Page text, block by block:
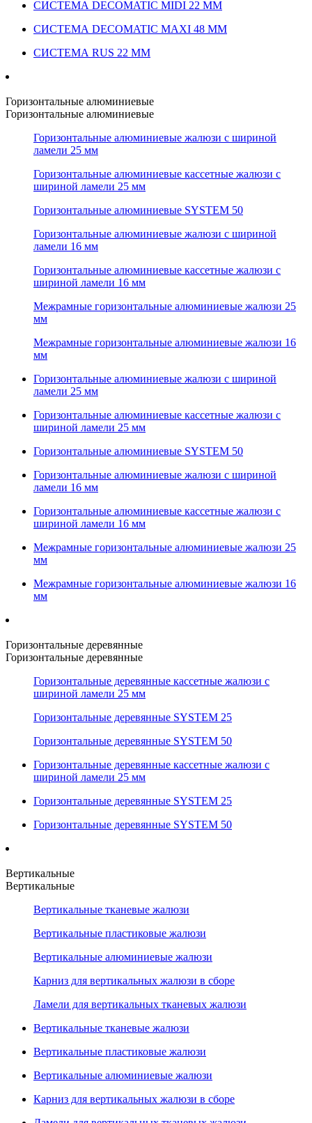
СИСТЕМА DECOMATIC MIDI 22 ММ
СИСТЕМА DECOMATIC MAXI 48 ММ
СИСТЕМА RUS 22 ММ
Горизонтальные алюминиевые
Горизонтальные алюминиевые
Горизонтальные алюминиевые жалюзи с шириной
ламели 25 мм
Горизонтальные алюминиевые кассетные жалюзи с
шириной ламели 25 мм
Горизонтальные алюминиевые SYSTEM 50
Горизонтальные алюминиевые жалюзи с шириной
ламели 16 мм
Горизонтальные алюминиевые кассетные жалюзи с
шириной ламели 16 мм
Межрамные горизонтальные алюминиевые жалюзи 25
мм
Межрамные горизонтальные алюминиевые жалюзи 16
мм
Горизонтальные алюминиевые жалюзи с шириной
ламели 25 мм
Горизонтальные алюминиевые кассетные жалюзи с
шириной ламели 25 мм
Горизонтальные алюминиевые SYSTEM 50
Горизонтальные алюминиевые жалюзи с шириной
ламели 16 мм
Горизонтальные алюминиевые кассетные жалюзи с
шириной ламели 16 мм
Межрамные горизонтальные алюминиевые жалюзи 25
мм
Межрамные горизонтальные алюминиевые жалюзи 16
мм
Горизонтальные деревянные
Горизонтальные деревянные
Горизонтальные деревянные кассетные жалюзи с
шириной ламели 25 мм
Горизонтальные деревянные SYSTEM 25
Горизонтальные деревянные SYSTEM 50
Горизонтальные деревянные кассетные жалюзи с
шириной ламели 25 мм
Горизонтальные деревянные SYSTEM 25
Горизонтальные деревянные SYSTEM 50
Вертикальные
Вертикальные
Вертикальные тканевые жалюзи
Вертикальные пластиковые жалюзи
Вертикальные алюминиевые жалюзи
Карниз для вертикальных жалюзи в сборе
Ламели для вертикальных тканевых жалюзи
Вертикальные тканевые жалюзи
Вертикальные пластиковые жалюзи
Вертикальные алюминиевые жалюзи
Карниз для вертикальных жалюзи в сборе